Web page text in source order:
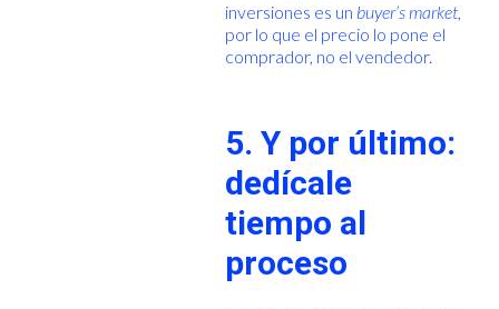
inversiones es un buyer’s market,
por lo que el precio lo pone el
comprador, no el vendedor.
5. Y por último:
dedícale
tiempo al
proceso